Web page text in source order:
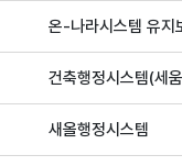
온-나라시스템 유지
건축행정시스템(세
새올행정시스템